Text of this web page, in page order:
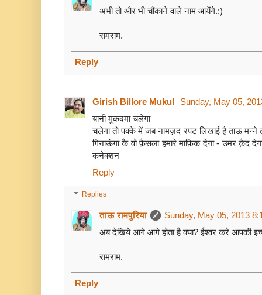
अभी तो और भी चौंकाने वाले नाम आयेंगे.:)
रामराम.
Reply
Girish Billore Mukul
Sunday, May 05,
यानी मुकदमा चलेगा
चलेगा तो पक्के में जब नामज़द रपट लिखाई है ताऊ मन्ने
गिनाऊंगा कै वो फ़ैसला हमारे माफ़िक देगा - उमर क़ैद
कनेक्शन
Reply
Replies
ताऊ रामपुरिया
Sunday, May 05, 2013
अब देखिये आगे आगे होता है क्या? ईश्वर करे आपकी
रामराम.
Reply